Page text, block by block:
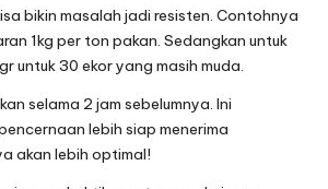
bikin masalah jadi resisten. Contohnya
1kg per ton pakan. Sedangkan untuk
untuk 30 ekor yang masih muda.
selama 2 jam sebelumnya. Ini
lebih siap menerima
akan lebih optimal!